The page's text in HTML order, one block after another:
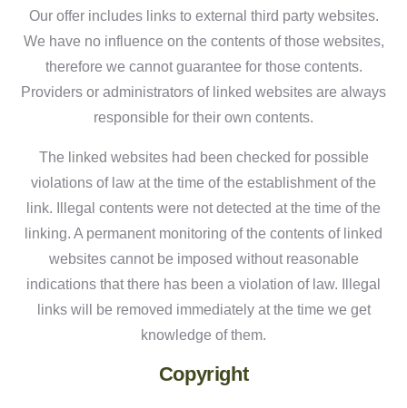
Our offer includes links to external third party websites.
We have no influence on the contents of those websites,
therefore we cannot guarantee for those contents.
Providers or administrators of linked websites are always
responsible for their own contents.
The linked websites had been checked for possible
violations of law at the time of the establishment of the
link. Illegal contents were not detected at the time of the
linking. A permanent monitoring of the contents of linked
websites cannot be imposed without reasonable
indications that there has been a violation of law. Illegal
links will be removed immediately at the time we get
knowledge of them.
Copyright